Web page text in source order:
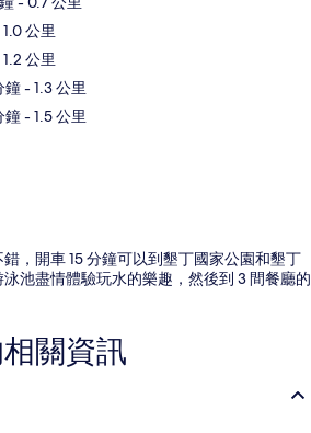
公里
公里
鐘- 1.3 公里
鐘- 1.5 公里
，開車 15 分鐘可以到墾丁國家公園和墾丁
池盡情體驗玩水的樂趣，然後到 3 間餐廳的
關資訊